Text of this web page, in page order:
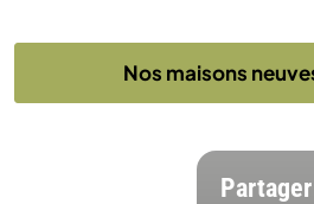
Nos maisons
Partager